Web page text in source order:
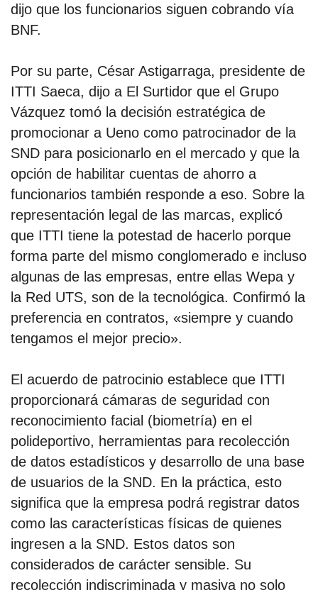
dijo que los funcionarios siguen cobrando vía
BNF.
Por su parte, César Astigarraga, presidente de
ITTI Saeca, dijo a El Surtidor que el Grupo
Vázquez tomó la decisión estratégica de
promocionar a Ueno como patrocinador de la
SND para posicionarlo en el mercado y que la
opción de habilitar cuentas de ahorro a
funcionarios también responde a eso. Sobre la
representación legal de las marcas, explicó
que ITTI tiene la potestad de hacerlo porque
forma parte del mismo conglomerado e incluso
algunas de las empresas, entre ellas Wepa y
la Red UTS, son de la tecnológica. Confirmó la
preferencia en contratos, «siempre y cuando
tengamos el mejor precio».
El acuerdo de patrocinio establece que ITTI
proporcionará cámaras de seguridad con
reconocimiento facial (biometría) en el
polideportivo, herramientas para recolección
de datos estadísticos y desarrollo de una base
de usuarios de la SND. En la práctica, esto
significa que la empresa podrá registrar datos
como las características físicas de quienes
ingresen a la SND. Estos datos son
considerados de carácter sensible. Su
recolección indiscriminada y masiva no solo